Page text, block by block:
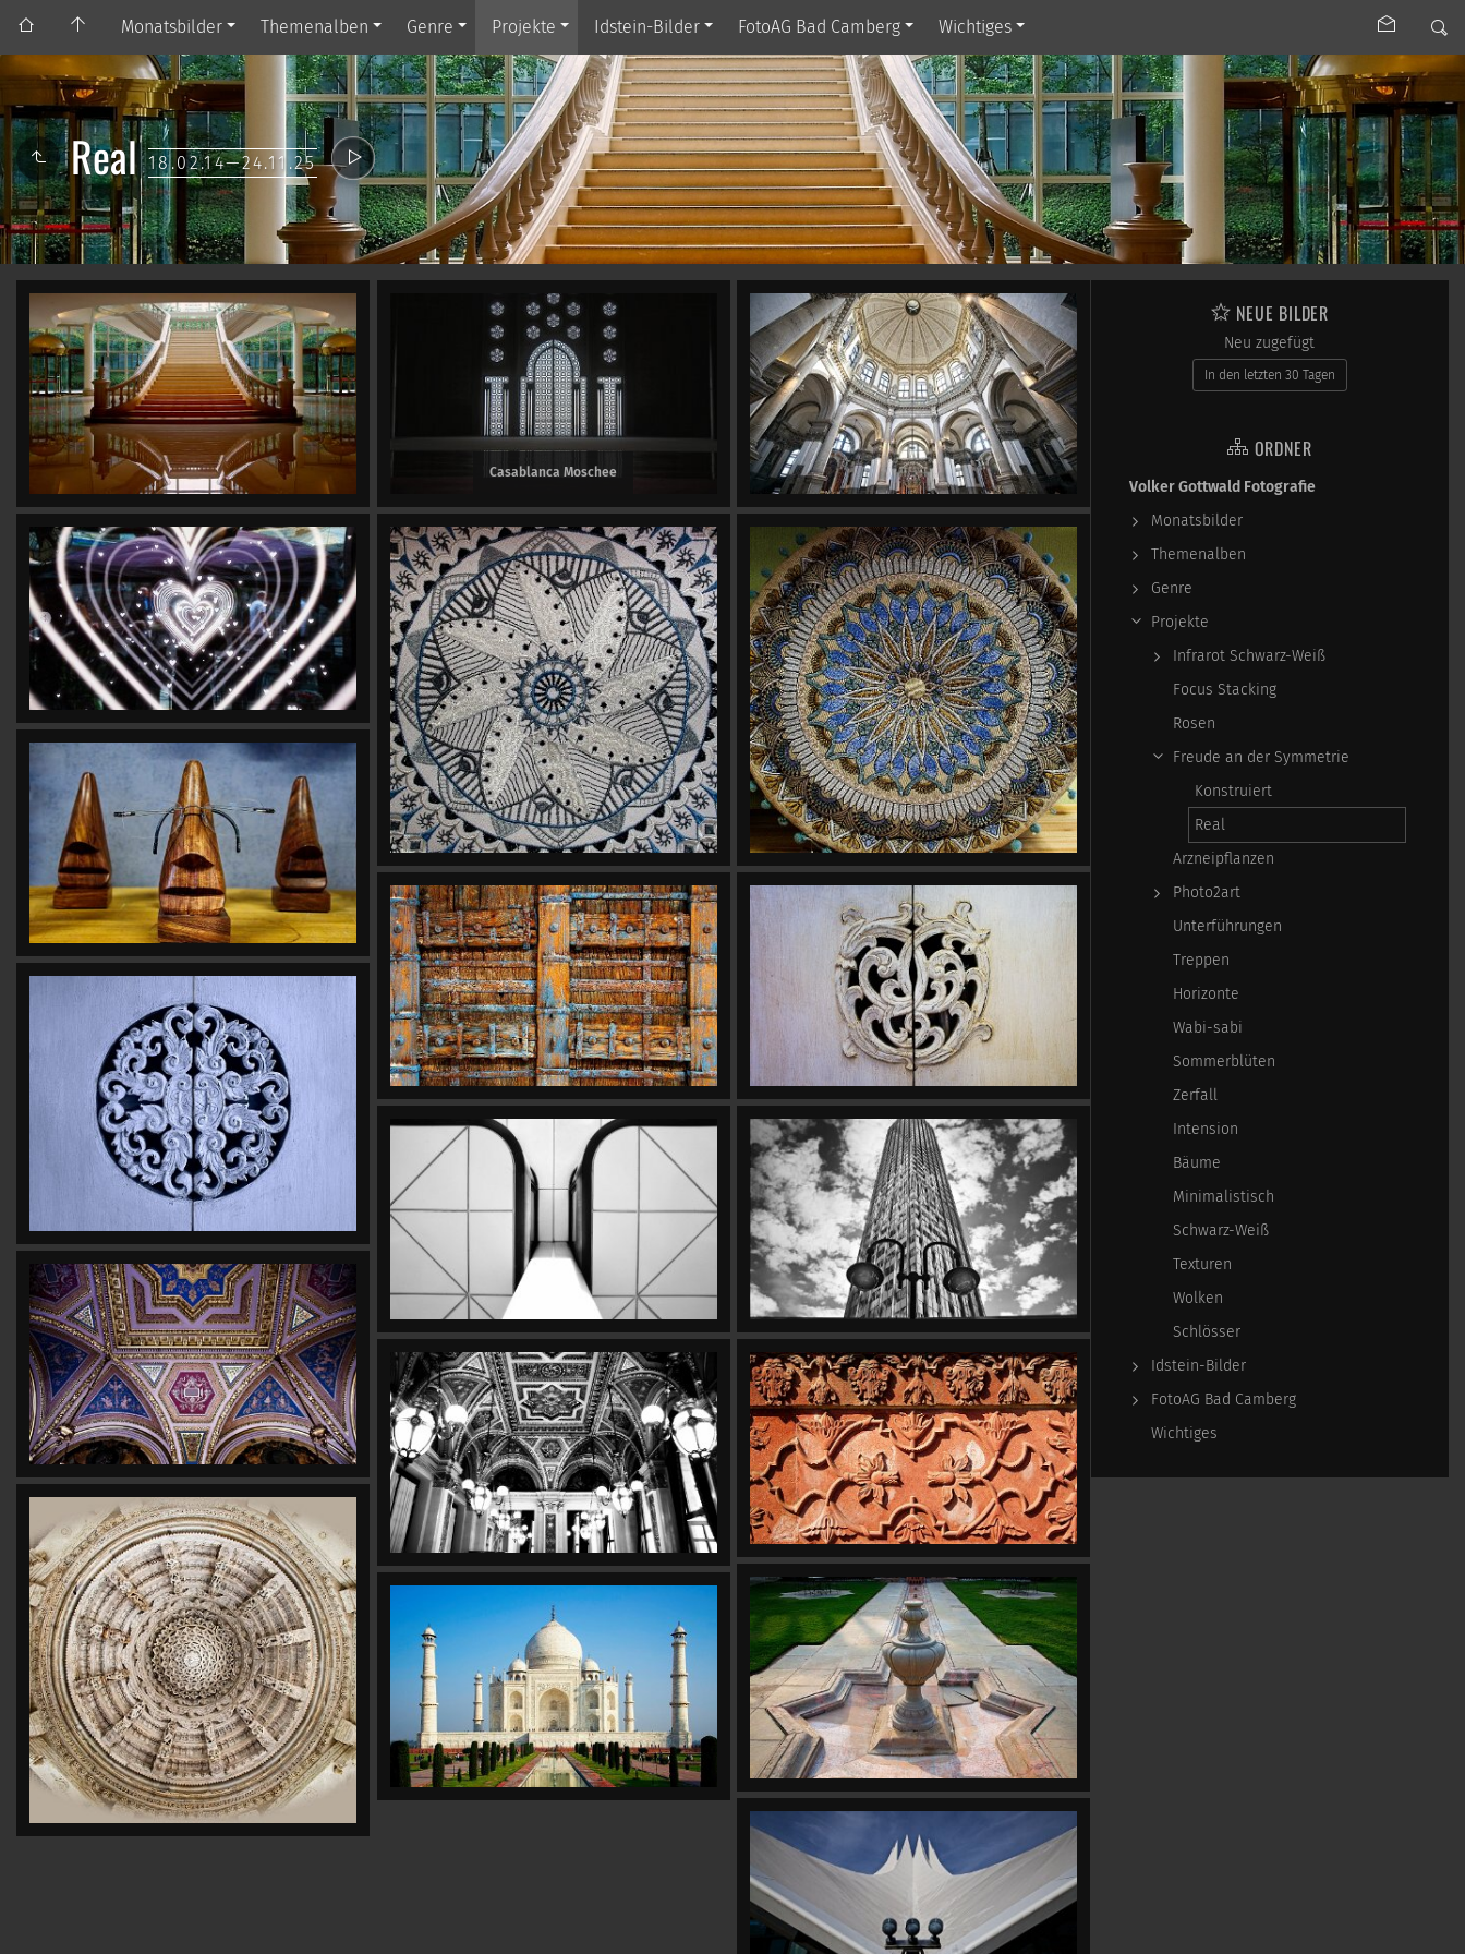
Monatsbilder Themenalben Genre Projekte Idstein-Bilder FotoAG Bad Camberg Wichtiges
Real 18.02.14—24.11.25
Casablanca Moschee
NEUE BILDER
Neu zugefügt
In den letzten 30 Tagen
ORDNER
Volker Gottwald Fotografie
Monatsbilder
Themenalben
Genre
Projekte
Infrarot Schwarz-Weiß
Focus Stacking
Rosen
Freude an der Symmetrie
Konstruiert
Real
Arzneipflanzen
Photo2art
Unterführungen
Treppen
Horizonte
Wabi-sabi
Sommerblüten
Zerfall
Intension
Bäume
Minimalistisch
Schwarz-Weiß
Texturen
Wolken
Schlösser
Idstein-Bilder
FotoAG Bad Camberg
Wichtiges